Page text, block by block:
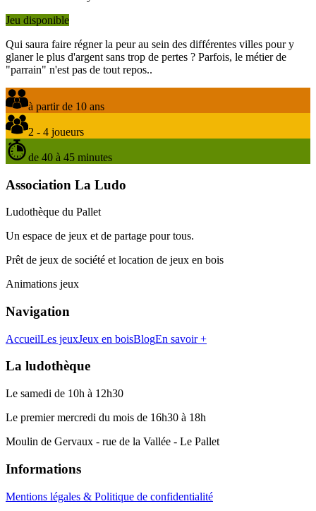
Jeu disponible
Qui saura faire régner la peur au sein des différentes villes pour y
glaner le plus d'argent sans trop de pertes ? Parfois, le métier de
"parrain" n'est pas de tout repos..
à partir de 10 ans
2 - 4 joueurs
de 40 à 45 minutes
Association La Ludo
Ludothèque du Pallet
Un espace de jeux et de partage pour tous.
Prêt de jeux de société et location de jeux en bois
Animations jeux
Navigation
AccueilLes jeuxJeux en boisBlogEn savoir +
La ludothèque
Le samedi de 10h à 12h30
Le premier mercredi du mois de 16h30 à 18h
Moulin de Gervaux - rue de la Vallée - Le Pallet
Informations
Mentions légales & Politique de confidentialité